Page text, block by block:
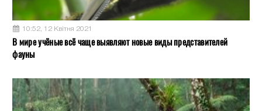
10:52, 12 Квітня 2021
В мире учёные всё чаще выявляют новые виды представителей
фауны